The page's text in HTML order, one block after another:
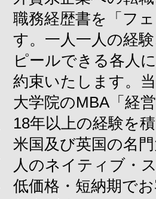
職務経歴書を「フ
す。一人一人の経
ピールできる各人
約束いたします。
大学院のMBA「経
18年以上の経験を
米国及び英国の名
人のネイティブ・
低価格・短納期で